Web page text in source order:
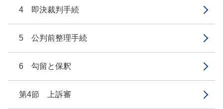
4 即決裁判手続
5 公判前整理手続
6 勾留と保釈
第4節 上訴審